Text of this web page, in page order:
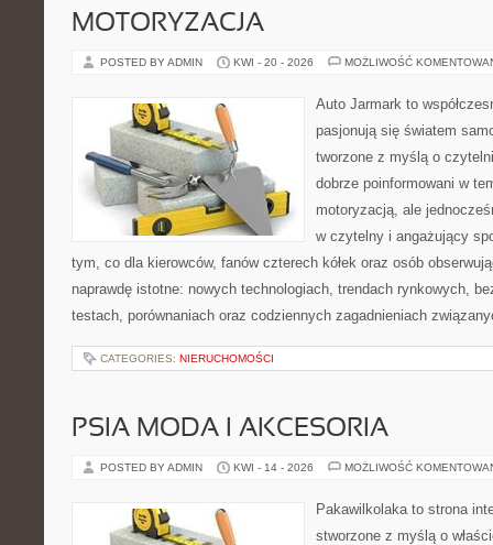
MOTORYZACJA
POSTED BY ADMIN KWI - 20 - 2026 MOŻLIWOŚĆ
Auto Jarmark to
pasjonują się światem
tworzone z myślą o
dobrze poinformowani w
motoryzacją, ale
w czytelny i angażujący
tym, co dla kierowców, fanów czterech kółek oraz osób
naprawdę istotne: nowych technologiach, trendach rynkowych,
testach, porównaniach oraz codziennych zagadnieniach
CATEGORIES: NIERUCHOMOŚCI
PSIA MODA I AKCESORIA
POSTED BY ADMIN KWI - 14 - 2026 MOŻLIWOŚĆ
Pakawilkolaka to strona
stworzone z myślą o